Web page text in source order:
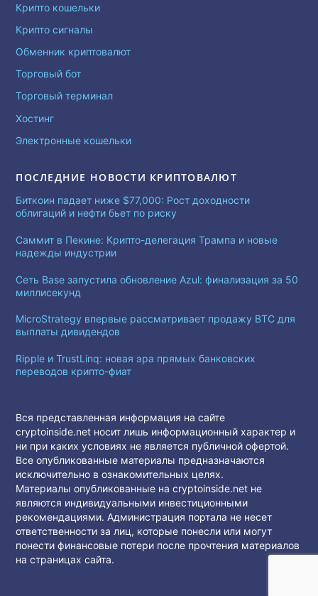
Крипто кошельки
Крипто сигналы
Обменник криптовалют
Торговый бот
Торговый терминал
Хостинг
Электронные кошельки
ПОСЛЕДНИЕ НОВОСТИ КРИПТОВАЛЮТ
Биткоин падает ниже $77,000: Рост доходности
облигаций и нефти бьет по риску
Саммит в Пекине: Крипто-делегация Трампа и новые
надежды индустрии
Сеть Base запустила обновление Azul: финализация за 50
миллисекунд
MicroStrategy впервые рассматривает продажу BTC для
выплаты дивидендов
Ripple и TrustLinq: новая эра прямых банковских
переводов крипто-фиат
Вся представленная информация на сайте
cryptoinside.net носит лишь информационный характер и
ни при каких условиях не является публичной офертой.
Все опубликованные материалы предназначаются
исключительно в ознакомительных целях.
Материалы опубликованные на cryptoinside.net не
являются индивидуальными инвестиционными
рекомендациями. Администрация портала не несет
ответственности за лиц, которые понесли или могут
понести финансовые потери после прочтения материалов
на страницах сайта.